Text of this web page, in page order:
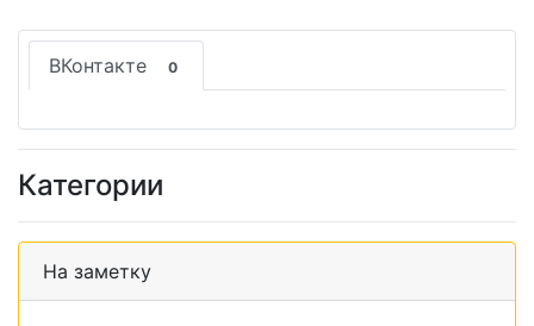
ВКонтакте 0
Категории
На заметку